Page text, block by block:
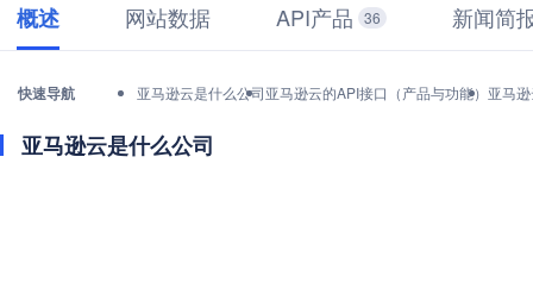
概述 网站数据 API产品 36 新闻简
快速导航 亚马逊云是什么公司亚马逊云的API接口（产品与功能） 亚马
亚马逊云是什么公司